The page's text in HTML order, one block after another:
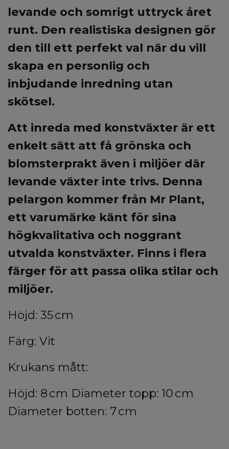
levande och somrigt uttryck året
runt. Den realistiska designen gör
den till ett perfekt val när du vill
skapa en personlig och
inbjudande inredning utan
skötsel.
Att inreda med konstväxter är ett
enkelt sätt att få grönska och
blomsterprakt även i miljöer där
levande växter inte trivs. Denna
pelargon kommer från Mr Plant,
ett varumärke känt för sina
högkvalitativa och noggrant
utvalda konstväxter. Finns i flera
färger för att passa olika stilar och
miljöer.
Höjd: 35 cm
Färg: Vit
Krukans mått:
Höjd: 8 cm Diameter topp: 10 cm
Diameter botten: 7 cm